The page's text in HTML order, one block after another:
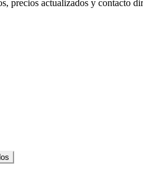
precios actualizados y contacto